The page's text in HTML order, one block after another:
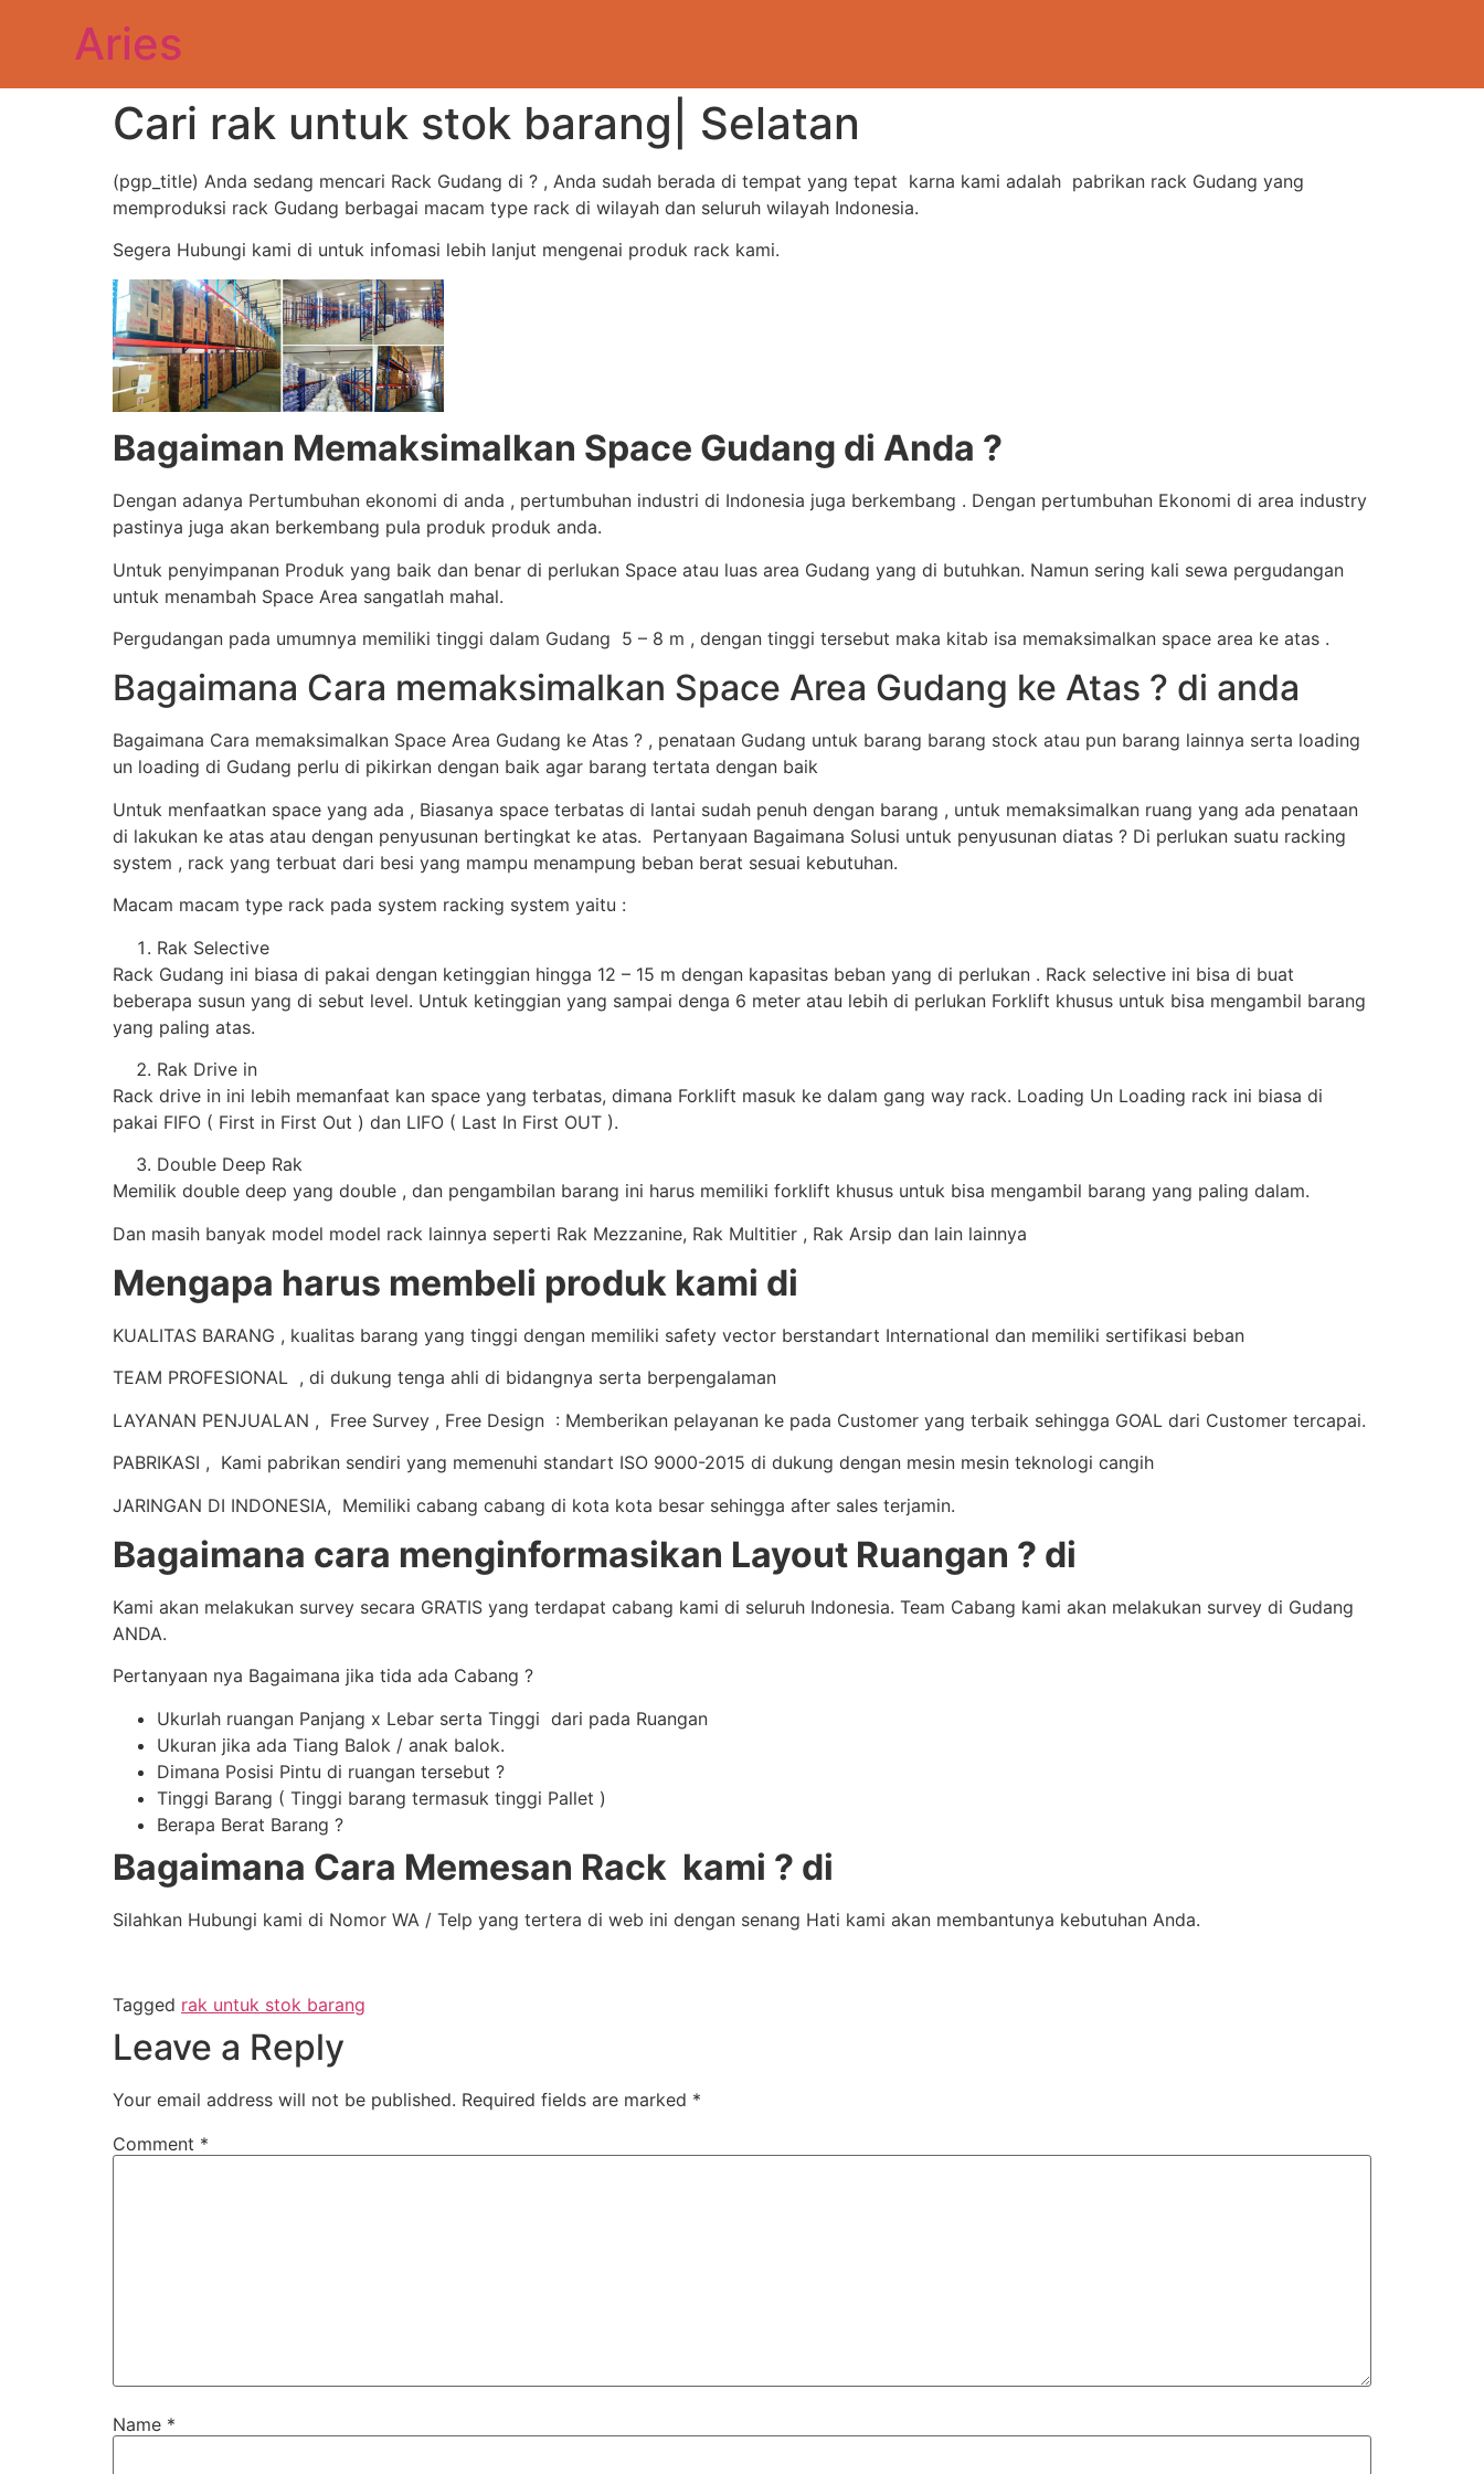
Aries
Cari rak untuk stok barang| Selatan
(pgp_title) Anda sedang mencari Rack Gudang di ? , Anda sudah berada di tempat yang tepat karna kami adalah pabrikan rack Gudang yang
memproduksi rack Gudang berbagai macam type rack di wilayah dan seluruh wilayah Indonesia.
Segera Hubungi kami di untuk infomasi lebih lanjut mengenai produk rack kami.
Bagaiman Memaksimalkan Space Gudang di Anda ?
Dengan adanya Pertumbuhan ekonomi di anda , pertumbuhan industri di Indonesia juga berkembang . Dengan pertumbuhan Ekonomi di area industry
pastinya juga akan berkembang pula produk produk anda.
Untuk penyimpanan Produk yang baik dan benar di perlukan Space atau luas area Gudang yang di butuhkan. Namun sering kali sewa pergudangan
untuk menambah Space Area sangatlah mahal.
Pergudangan pada umumnya memiliki tinggi dalam Gudang 5 – 8 m , dengan tinggi tersebut maka kitab isa memaksimalkan space area ke atas .
Bagaimana Cara memaksimalkan Space Area Gudang ke Atas ? di anda
Bagaimana Cara memaksimalkan Space Area Gudang ke Atas ? , penataan Gudang untuk barang barang stock atau pun barang lainnya serta loading
un loading di Gudang perlu di pikirkan dengan baik agar barang tertata dengan baik
Untuk menfaatkan space yang ada , Biasanya space terbatas di lantai sudah penuh dengan barang , untuk memaksimalkan ruang yang ada penataan
di lakukan ke atas atau dengan penyusunan bertingkat ke atas. Pertanyaan Bagaimana Solusi untuk penyusunan diatas ? Di perlukan suatu racking
system , rack yang terbuat dari besi yang mampu menampung beban berat sesuai kebutuhan.
Macam macam type rack pada system racking system yaitu :
Rak Selective
Rack Gudang ini biasa di pakai dengan ketinggian hingga 12 – 15 m dengan kapasitas beban yang di perlukan . Rack selective ini bisa di buat
beberapa susun yang di sebut level. Untuk ketinggian yang sampai denga 6 meter atau lebih di perlukan Forklift khusus untuk bisa mengambil barang
yang paling atas.
Rak Drive in
Rack drive in ini lebih memanfaat kan space yang terbatas, dimana Forklift masuk ke dalam gang way rack. Loading Un Loading rack ini biasa di
pakai FIFO ( First in First Out ) dan LIFO ( Last In First OUT ).
Double Deep Rak
Memilik double deep yang double , dan pengambilan barang ini harus memiliki forklift khusus untuk bisa mengambil barang yang paling dalam.
Dan masih banyak model model rack lainnya seperti Rak Mezzanine, Rak Multitier , Rak Arsip dan lain lainnya
Mengapa harus membeli produk kami di
KUALITAS BARANG , kualitas barang yang tinggi dengan memiliki safety vector berstandart International dan memiliki sertifikasi beban
TEAM PROFESIONAL , di dukung tenga ahli di bidangnya serta berpengalaman
LAYANAN PENJUALAN , Free Survey , Free Design : Memberikan pelayanan ke pada Customer yang terbaik sehingga GOAL dari Customer tercapai.
PABRIKASI , Kami pabrikan sendiri yang memenuhi standart ISO 9000-2015 di dukung dengan mesin mesin teknologi cangih
JARINGAN DI INDONESIA, Memiliki cabang cabang di kota kota besar sehingga after sales terjamin.
Bagaimana cara menginformasikan Layout Ruangan ? di
Kami akan melakukan survey secara GRATIS yang terdapat cabang kami di seluruh Indonesia. Team Cabang kami akan melakukan survey di Gudang
ANDA.
Pertanyaan nya Bagaimana jika tida ada Cabang ?
Ukurlah ruangan Panjang x Lebar serta Tinggi dari pada Ruangan
Ukuran jika ada Tiang Balok / anak balok.
Dimana Posisi Pintu di ruangan tersebut ?
Tinggi Barang ( Tinggi barang termasuk tinggi Pallet )
Berapa Berat Barang ?
Bagaimana Cara Memesan Rack kami ? di
Silahkan Hubungi kami di Nomor WA / Telp yang tertera di web ini dengan senang Hati kami akan membantunya kebutuhan Anda.
Tagged rak untuk stok barang
Leave a Reply
Your email address will not be published. Required fields are marked *
Comment *
Name *